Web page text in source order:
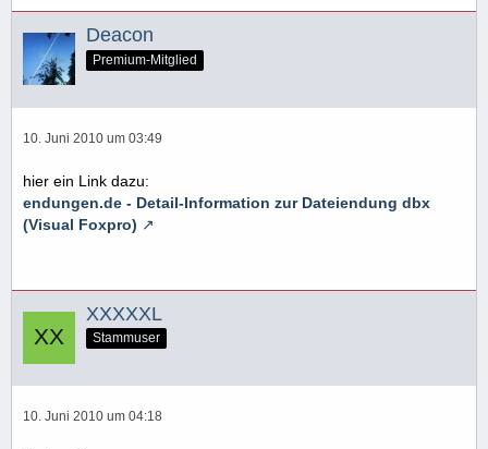
Deacon
Premium-Mitglied
10. Juni 2010 um 03:49
hier ein Link dazu:
endungen.de - Detail-Information zur Dateiendung dbx
(Visual Foxpro)
XXXXXL
Stammuser
10. Juni 2010 um 04:18